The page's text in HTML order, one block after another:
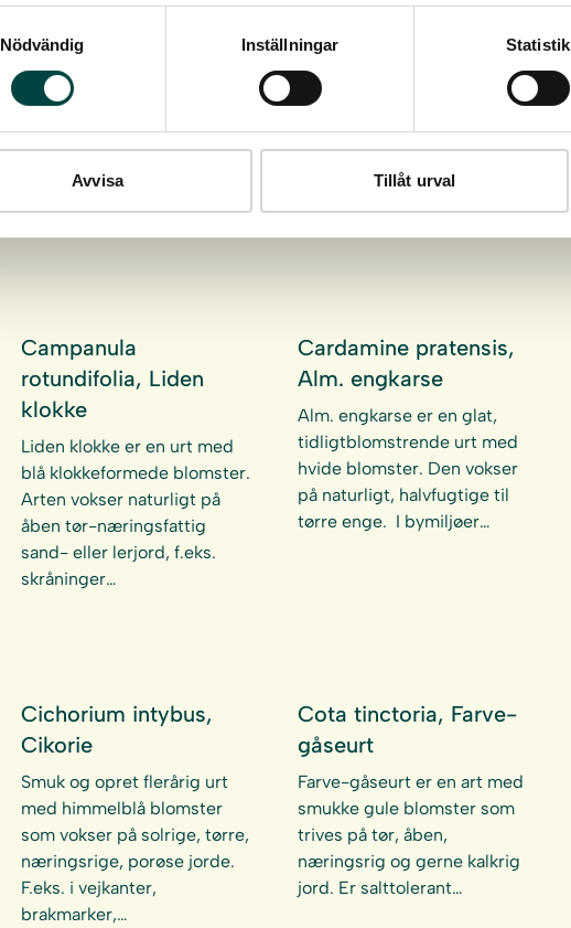
Nödvändig
Inställningar Statistik
Avvisa Tillåt urval
Tusindfryd vokser på
veldrænet -fugtig
næringsrig jord f.eks.
græsarealer, græsgange,
brakmarker. Passer godt i
engarealer på mere…
Hjertegræs er en dekorativ
græs der vokser i løse tuer,
med strå der blive 20-50
cm høje, småaksene er
Campanula
rotundifolia, Liden
klokke
Liden klokke er en urt med
blå klokkeformede blomster.
Arten vokser naturligt på
åben tør-næringsfattig
sand- eller lerjord, f.eks.
skråninger…
Cardamine pratensis,
Alm. engkarse
Alm. engkarse er en glat,
tidligtblomstrende urt med
hvide blomster. Den vokser
på naturligt, halvfugtige til
tørre enge. I bymiljøer…
Cichorium intybus,
Cikorie
Smuk og opret flerårig urt
med himmelblå blomster
som vokser på solrige, tørre,
næringsrige, porøse jorde.
F.eks. i vejkanter,
brakmarker,…
Cota tinctoria, Farve-
gåseurt
Farve-gåseurt er en art med
smukke gule blomster som
trives på tør, åben,
næringsrig og gerne kalkrig
jord. Er salttolerant…